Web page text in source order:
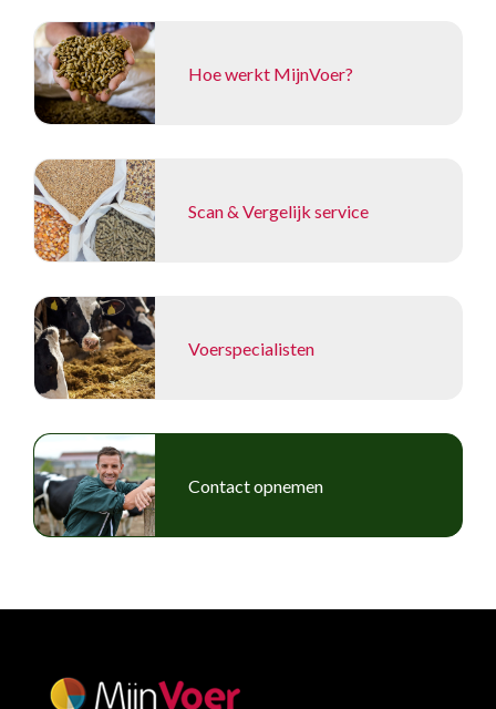
Hoe werkt MijnVoer?
Scan & Vergelijk service
Voerspecialisten
Contact opnemen